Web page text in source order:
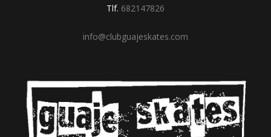
Tlf. 682147826
info@clubguajeskates.com